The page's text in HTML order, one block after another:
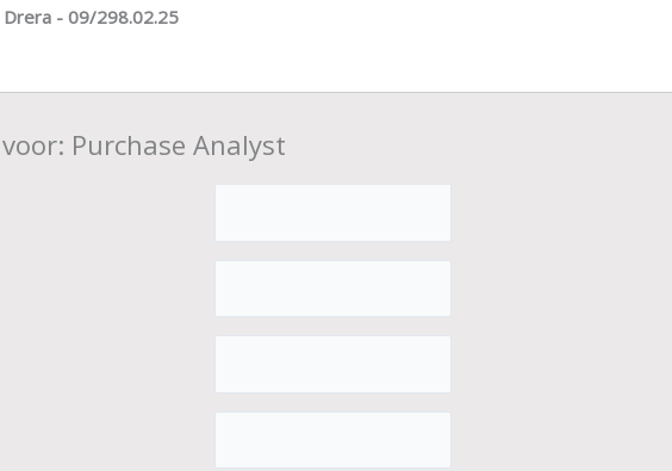
Drera - 09/298.02.25
Purchase Analyst